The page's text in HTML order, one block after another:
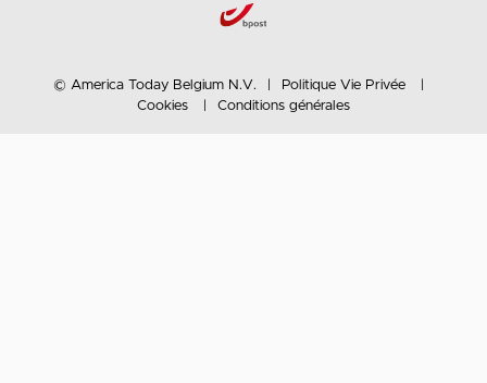
© America Today Belgium N.V.
Politique Vie Privée
Cookies
Conditions générales